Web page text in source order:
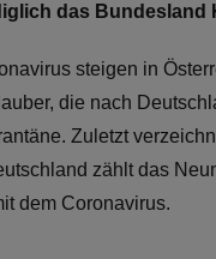
das Bundesland
steigen in
die nach
Zuletzt
zählt das
dem Coronavirus.